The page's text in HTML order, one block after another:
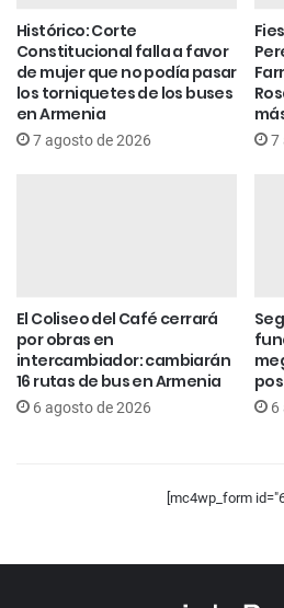
Histórico: Corte
Constitucional falla a favor
de mujer que no podía pasar
los torniquetes de los buses
en Armenia
7 agosto de 2026 7
El Coliseo del Café cerrará
por obras en
intercambiador: cambiarán
16 rutas de bus en Armenia
6 agosto de 2026 6
[mc4wp_form